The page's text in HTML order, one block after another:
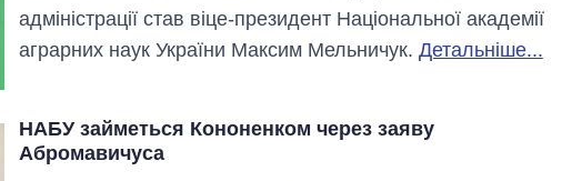
адміністрації став віце-президент Національної академії
аграрних наук України Максим Мельничук. Детальніше...
НАБУ займеться Кононенком через заяву
Абромавичуса